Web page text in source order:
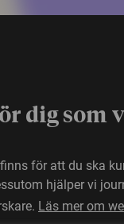
dig som
för att du ska
hjälper vi
Läs mer om